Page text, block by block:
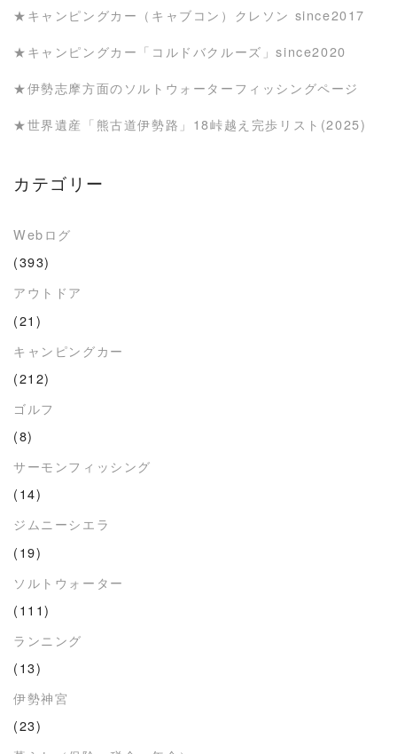
★キャンピングカー（キャブコン）クレソン since2017
★キャンピングカー「コルドバクルーズ」since2020
★伊勢志摩方面のソルトウォーターフィッシングページ
★世界遺産「熊古道伊勢路」18峠越え完歩リスト(2025)
カテゴリー
Webログ
(393)
アウトドア
(21)
キャンピングカー
(212)
ゴルフ
(8)
サーモンフィッシング
(14)
ジムニーシエラ
(19)
ソルトウォーター
(111)
ランニング
(13)
伊勢神宮
(23)